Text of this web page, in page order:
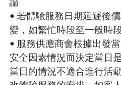
• 若體驗服務日期延遲後
變，如繁忙時段至一般時
• 服務供應商會根據出發
安全因素情況而決定當日
當日的情況不適合進行活